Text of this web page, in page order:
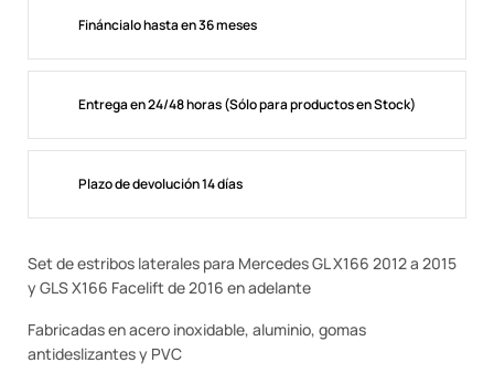
Fináncialo hasta en 36 meses
Entrega en 24/48 horas (Sólo para productos en Stock)
Plazo de devolución 14 días
Set de estribos laterales para Mercedes GL X166 2012 a 2015
y GLS X166 Facelift de 2016 en adelante
Fabricadas en acero inoxidable, aluminio, gomas
antideslizantes y PVC